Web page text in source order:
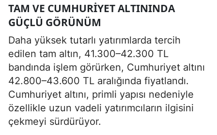
TAM VE CUMHURIYET ALTININDA
GÜÇLÜ GÖRÜNÜM
Daha yüksek tutarlı yatırımlarda tercih
edilen tam altın, 41.300–42.300 TL
bandında işlem görürken, Cumhuriyet altını
42.800–43.600 TL aralığında fiyatlandı.
Cumhuriyet altını, primli yapısı nedeniyle
özellikle uzun vadeli yatırımcıların ilgisini
çekmeyi sürdürüyor.